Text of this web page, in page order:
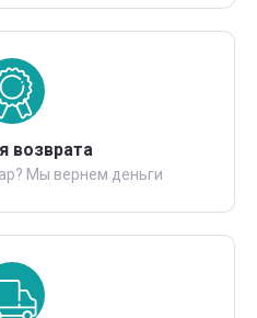
возврата
Мы вернем деньги